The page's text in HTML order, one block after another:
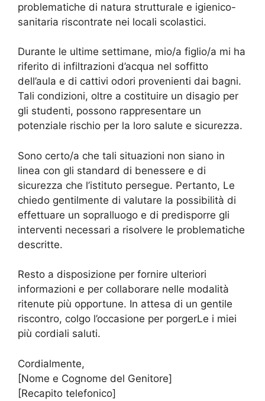
problematiche di natura strutturale e igienico-
sanitaria riscontrate nei locali scolastici.
Durante le ultime settimane, mio/a figlio/a mi ha
riferito di infiltrazioni d’acqua nel soffitto
dell’aula e di cattivi odori provenienti dai bagni.
Tali condizioni, oltre a costituire un disagio per
gli studenti, possono rappresentare un
potenziale rischio per la loro salute e sicurezza.
Sono certo/a che tali situazioni non siano in
linea con gli standard di benessere e di
sicurezza che l’istituto persegue. Pertanto, Le
chiedo gentilmente di valutare la possibilità di
effettuare un sopralluogo e di predisporre gli
interventi necessari a risolvere le problematiche
descritte.
Resto a disposizione per fornire ulteriori
informazioni e per collaborare nelle modalità
ritenute più opportune. In attesa di un gentile
riscontro, colgo l’occasione per porgerLe i miei
più cordiali saluti.
Cordialmente,
[Nome e Cognome del Genitore]
[Recapito telefonico]